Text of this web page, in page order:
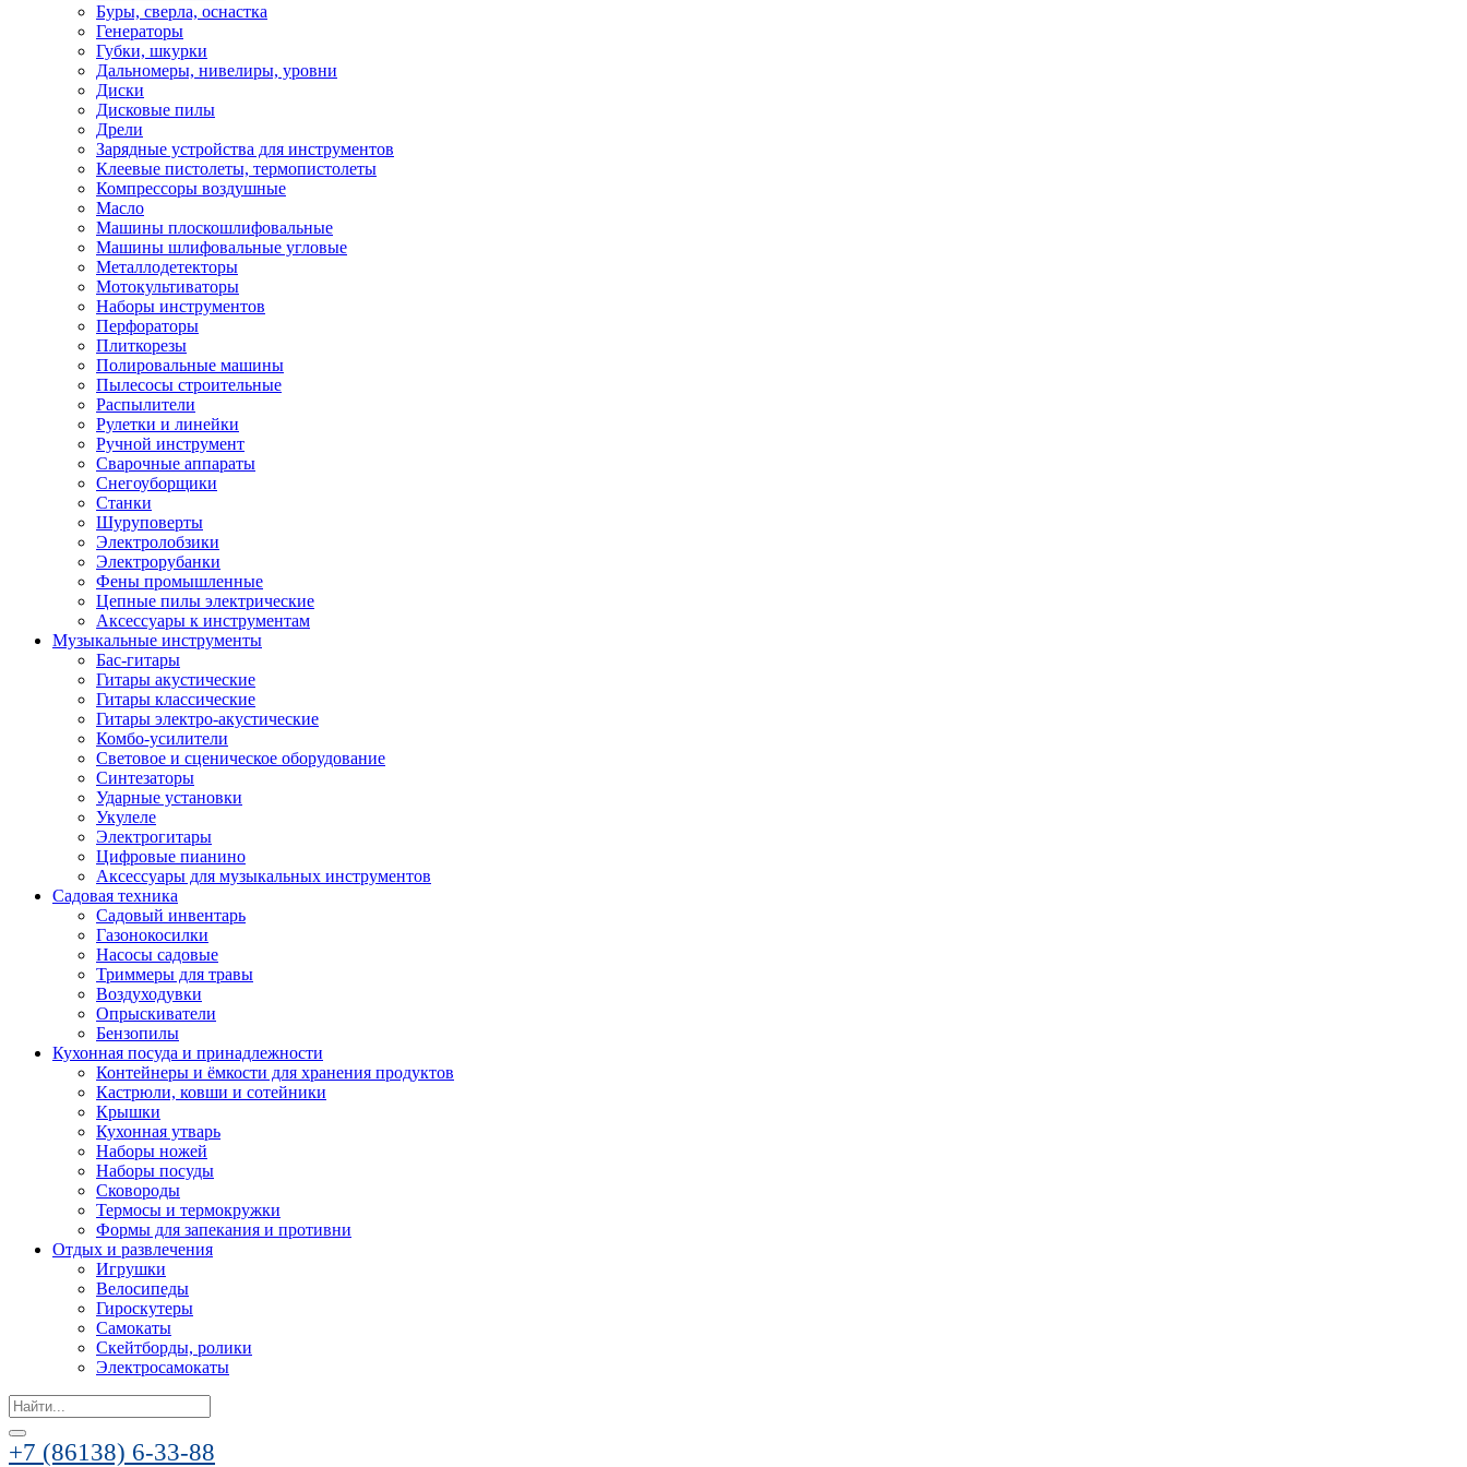
Буры, сверла, оснастка
Генераторы
Губки, шкурки
Дальномеры, нивелиры, уровни
Диски
Дисковые пилы
Дрели
Зарядные устройства для инструментов
Клеевые пистолеты, термопистолеты
Компрессоры воздушные
Масло
Машины плоскошлифовальные
Машины шлифовальные угловые
Металлодетекторы
Мотокультиваторы
Наборы инструментов
Перфораторы
Плиткорезы
Полировальные машины
Пылесосы строительные
Распылители
Рулетки и линейки
Ручной инструмент
Сварочные аппараты
Снегоуборщики
Станки
Шуруповерты
Электролобзики
Электрорубанки
Фены промышленные
Цепные пилы электрические
Аксессуары к инструментам
Музыкальные инструменты
Бас-гитары
Гитары акустические
Гитары классические
Гитары электро-акустические
Комбо-усилители
Световое и сценическое оборудование
Синтезаторы
Ударные установки
Укулеле
Электрогитары
Цифровые пианино
Аксессуары для музыкальных инструментов
Садовая техника
Садовый инвентарь
Газонокосилки
Насосы садовые
Триммеры для травы
Воздуходувки
Опрыскиватели
Бензопилы
Кухонная посуда и принадлежности
Контейнеры и ёмкости для хранения продуктов
Кастрюли, ковши и сотейники
Крышки
Кухонная утварь
Наборы ножей
Наборы посуды
Сковороды
Термосы и термокружки
Формы для запекания и противни
Отдых и развлечения
Игрушки
Велосипеды
Гироскутеры
Самокаты
Скейтборды, ролики
Электросамокаты
Search
for:
+7 (86138) 6-33-88